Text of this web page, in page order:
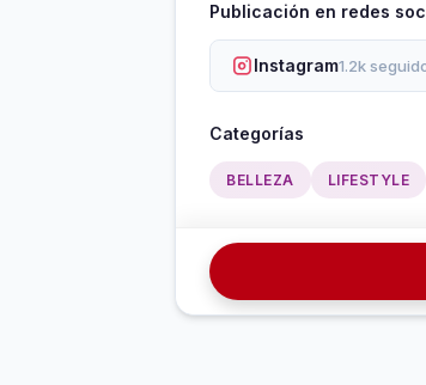
Publicación en redes
Instagram1.2k
Categorías
BELLEZA LIFESTYLE